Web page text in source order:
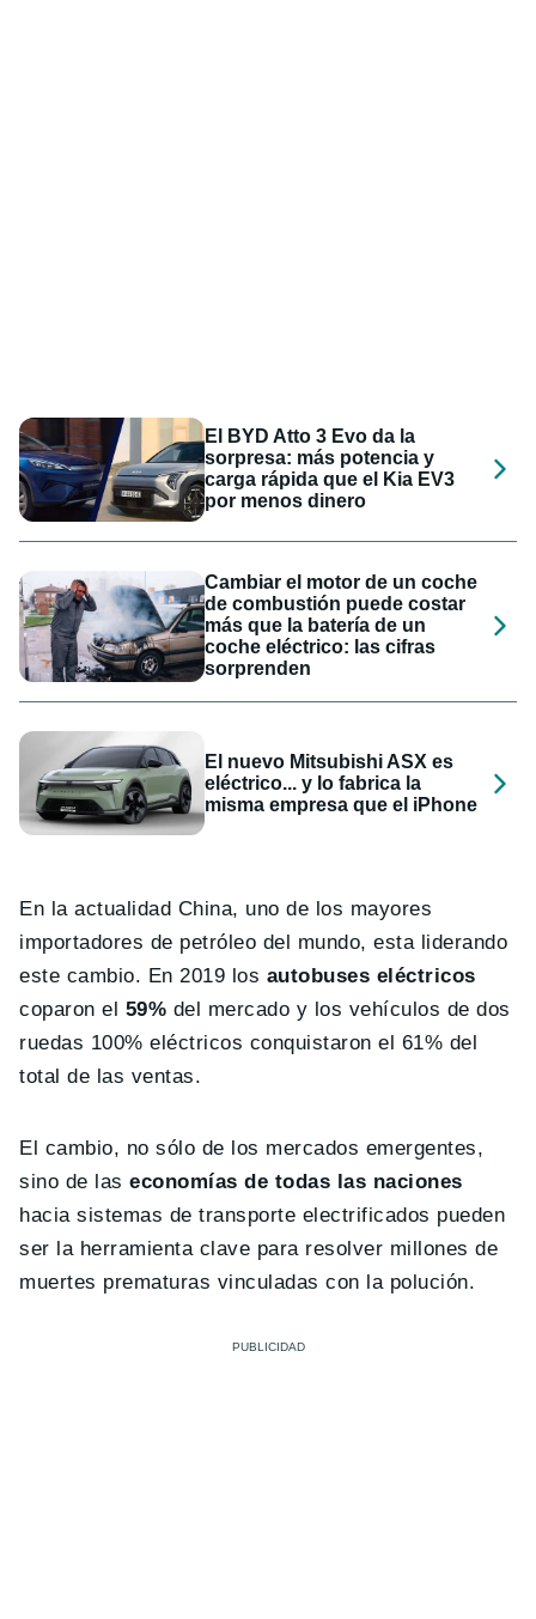
El BYD Atto 3 Evo da la
sorpresa: más potencia y
carga rápida que el Kia EV3
por menos dinero
Cambiar el motor de un coche
de combustión puede costar
más que la batería de un
coche eléctrico: las cifras
sorprenden
El nuevo Mitsubishi ASX es
eléctrico... y lo fabrica la
misma empresa que el iPhone
En la actualidad China, uno de los mayores
importadores de petróleo del mundo, esta liderando
este cambio. En 2019 los autobuses eléctricos
coparon el 59% del mercado y los vehículos de dos
ruedas 100% eléctricos conquistaron el 61% del
total de las ventas.
El cambio, no sólo de los mercados emergentes,
sino de laseconomías de todas las naciones
hacia sistemas de transporte electrificados pueden
ser la herramienta clave para resolver millones de
muertes prematuras vinculadas con la polución.